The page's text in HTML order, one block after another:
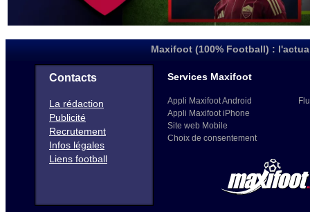
Maxifoot (100% Football) :
Contacts
La rédaction
Publicité
Recrutement
Infos légales
Liens football
Services Maxifoot
Appli Maxifoot Android
Appli Maxifoot iPhone
Site web Mobile
Choix de consentement